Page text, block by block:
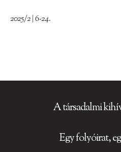
2025/2 | 6-24.
A társadalmi
Egy folyóirat,